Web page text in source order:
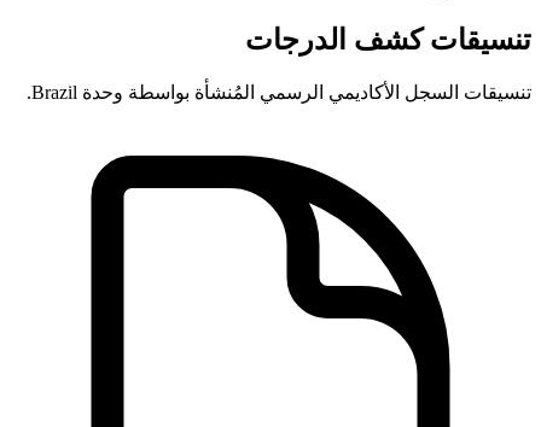
تنسيقات كشف الدرجات
تنسيقات السجل الأكاديمي الرسمي المُنشأة بواسطة وحدة Brazil.